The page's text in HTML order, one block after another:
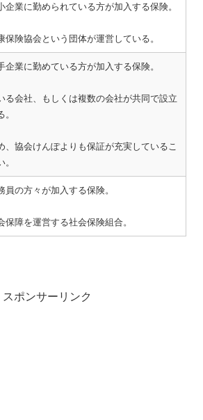
企業に勤められている方が加入する保険。
保険協会という団体が運営している。
企業に勤めている方が加入する保険。
る会社、もしくは複数の会社が共同で設立
。
、協会けんぽよりも保証が充実しているこ
。
員の方々が加入する保険。
保障を運営する社会保険組合。
スポンサーリンク